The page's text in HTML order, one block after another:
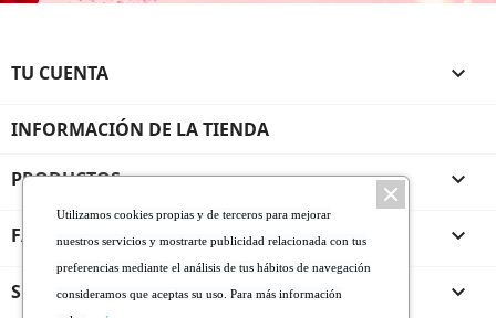
TU CUENTA 
INFORMACIÓN DE LA TIENDA
PRODUCTOS 
FARMALINEA ROSA DE BULGARIA 
SERVICIO AL CLIENTE 
Utilizamos cookies propias y de terceros para mejorar
nuestros servicios y mostrarte publicidad relacionada con tus
preferencias mediante el análisis de tus hábitos de navegación
consideramos que aceptas su uso. Para más información